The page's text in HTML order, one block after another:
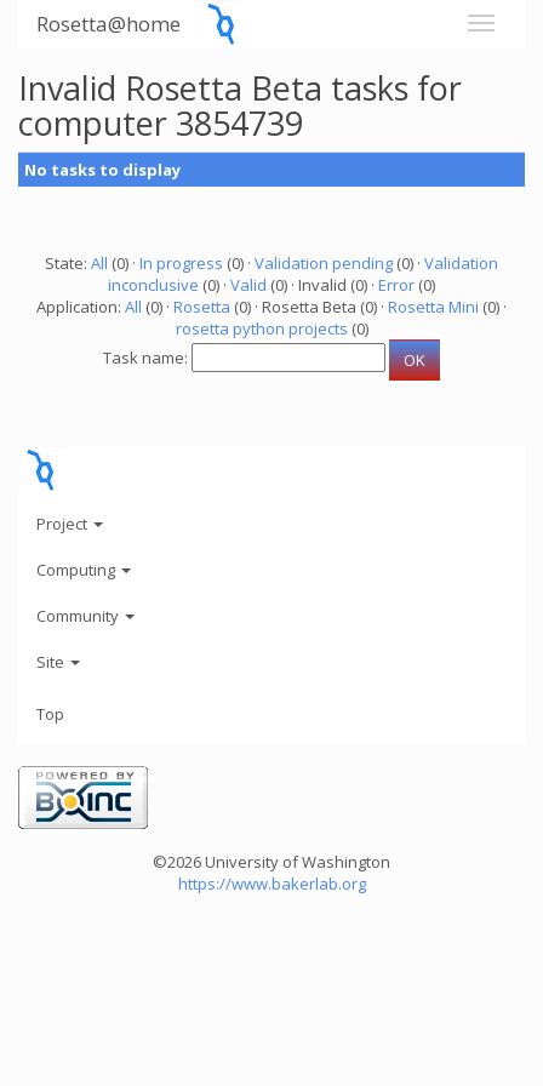
Rosetta@home
Invalid Rosetta Beta tasks for
computer 3854739
No tasks to display
State: All (0) · In progress (0) · Validation pending (0) · Validation
inconclusive (0) · Valid (0) · Invalid (0) · Error (0)
Application: All (0) · Rosetta (0) · Rosetta Beta (0) · Rosetta Mini (0) ·
rosetta python projects (0)
Task name:
Project
Computing
Community
Site
Top
©2026 University of Washington
https://www.bakerlab.org